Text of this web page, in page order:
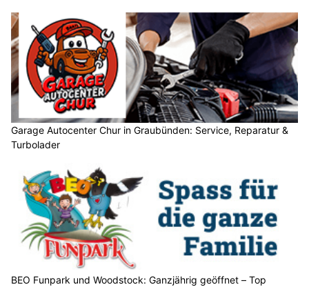
Garage Autocenter Chur in Graubünden: Service, Reparatur &
Turbolader
BEO Funpark und Woodstock: Ganzjährig geöffnet – Top